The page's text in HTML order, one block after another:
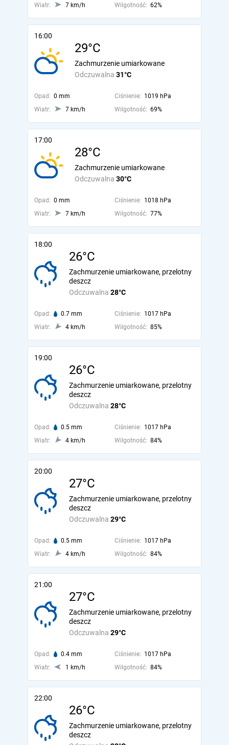
Wiatr:
7 km/h Wilgotność: 62%
16:00
29°C
Odczuwalna 31°C
Zachmurzenie umiarkowane
Opad: 0 mm Ciśnienie: 1019 hPa
Wiatr:
7 km/h Wilgotność: 69%
17:00
28°C
Odczuwalna 30°C
Zachmurzenie umiarkowane
Opad: 0 mm Ciśnienie: 1018 hPa
Wiatr:
7 km/h Wilgotność: 77%
18:00
26°C
Odczuwalna 28°C
Zachmurzenie umiarkowane, przelotny
deszcz
Opad: 0.7 mm Ciśnienie: 1017 hPa
Wiatr:
4 km/h Wilgotność: 85%
19:00
26°C
Odczuwalna 28°C
Zachmurzenie umiarkowane, przelotny
deszcz
Opad: 0.5 mm Ciśnienie: 1017 hPa
Wiatr:
4 km/h Wilgotność: 84%
20:00
27°C
Odczuwalna 29°C
Zachmurzenie umiarkowane, przelotny
deszcz
Opad: 0.5 mm Ciśnienie: 1017 hPa
Wiatr:
4 km/h Wilgotność: 84%
21:00
27°C
Odczuwalna 29°C
Zachmurzenie umiarkowane, przelotny
deszcz
Opad: 0.4 mm Ciśnienie: 1017 hPa
Wiatr:
1 km/h Wilgotność: 84%
22:00
26°C
Zachmurzenie umiarkowane, przelotny
deszcz